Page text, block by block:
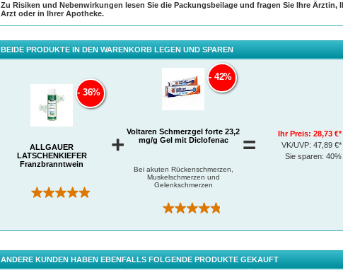
Zu Risiken und Nebenwirkungen lesen Sie die Packungsbeilage und fragen Sie Ihre Ärztin,
Arzt oder in Ihrer Apotheke.
BEIDE PRODUKTE IN DEN WARENKORB LEGEN UND SPAREN
ALLGÄUER
LATSCHENKIEFER
Franzbranntwein
(50)
36%
+
Voltaren Schmerzgel forte 23,2
mg/g Gel mit Diclofenac
Bei akuten Rückenschmerzen,
Muskelschmerzen und
Gelenkschmerzen
(228)
42%
= Ihr Preis:28,73 €*
VK/UVP:47,89 €*
Sie sparen:40%
ANDERE KUNDEN HABEN EBENFALLS FOLGENDE PRODUKTE GEKAUFT